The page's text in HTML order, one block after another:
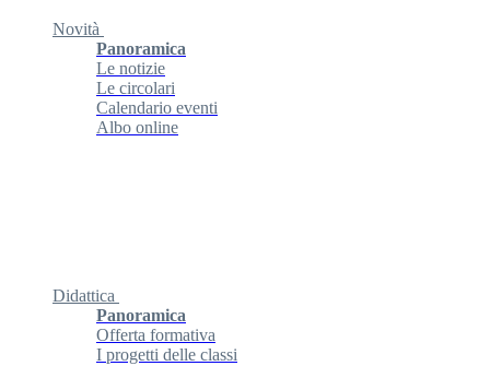
Novità
Panoramica
Le notizie
Le circolari
Calendario eventi
Albo online
Didattica
Panoramica
Offerta formativa
I progetti delle classi